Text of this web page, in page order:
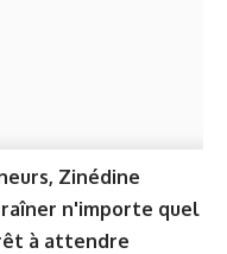
Zinédine
n'importe quel
à attendre